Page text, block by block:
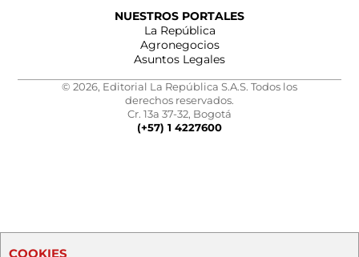
NUESTROS PORTALES
La República
Agronegocios
Asuntos Legales
© 2026, Editorial La República S.A.S. Todos los
derechos reservados.
Cr. 13a 37-32, Bogotá
(+57) 1 4227600
COOKIES